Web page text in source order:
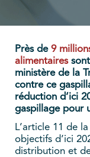
Près de 9
alimentairessont
ministère de la
contre ce
réduction d’ici
gaspillage pour
L’article 11 de
objectifs d’ici
distribution et